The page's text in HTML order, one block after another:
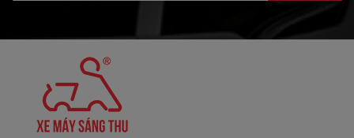
Chiều dài yên xe 760 mm (+77mm so với
Độ cao gầm xe 135 mm
Khoảng cách giữa 2 trục bánh xe
Trọng lượng